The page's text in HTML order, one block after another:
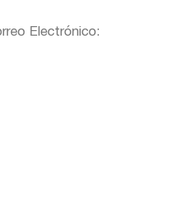
Electrónico: